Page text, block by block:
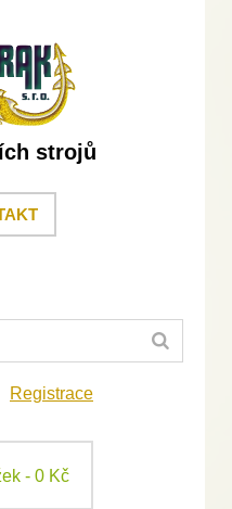
strojů
Registrace
- 0 Kč